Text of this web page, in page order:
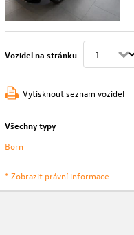
Vozidel na stránku
Vytisknout seznam vozidel
Všechny typy
Born
* Zobrazit právní informace